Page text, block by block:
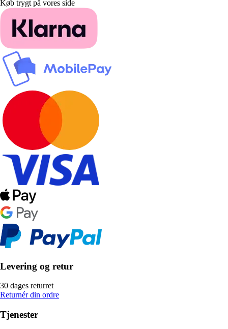
Køb trygt på vores side
Levering og retur
30 dages returret
Returnér din ordre
Tjenester